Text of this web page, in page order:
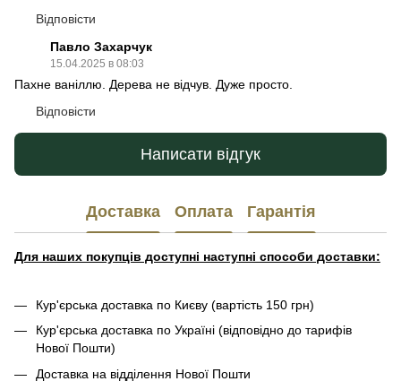
Відповісти
Павло Захарчук
15.04.2025 в 08:03
Пахне ваніллю. Дерева не відчув. Дуже просто.
Відповісти
Написати відгук
Доставка Оплата Гарантія
Для наших покупців доступні наступні способи доставки:
Кур'єрська доставка по Києву (вартість 150 грн)
Кур'єрська доставка по Україні (відповідно до тарифів
Нової Пошти)
Доставка на відділення Нової Пошти